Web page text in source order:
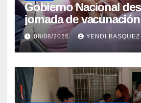
Gobierno Nacional
jornada de
Guaira para garantizar
epidemiológica
08/08/2026 YENDI BASQUEZ